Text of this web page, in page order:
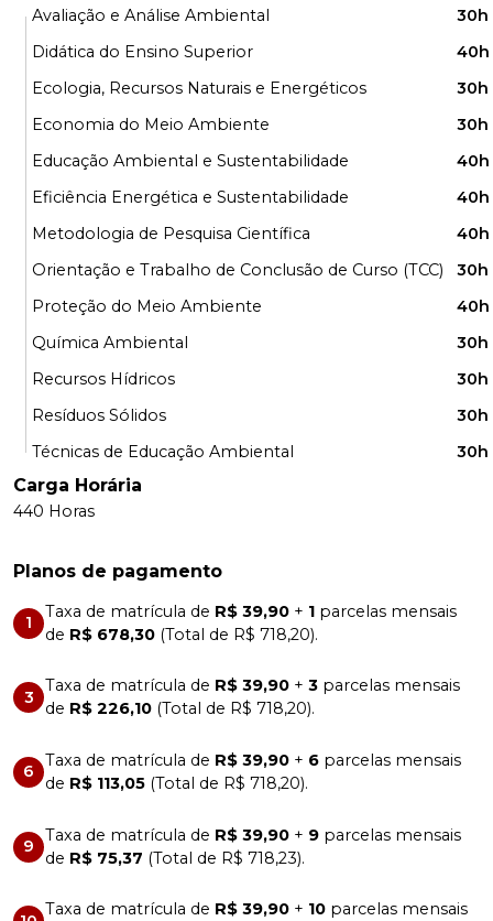
Avaliação e Análise Ambiental
30h
Didática do Ensino Superior
40h
Ecologia, Recursos Naturais e Energéticos
30h
Economia do Meio Ambiente
30h
Educação Ambiental e Sustentabilidade
40h
Eficiência Energética e Sustentabilidade
40h
Metodologia de Pesquisa Científica
40h
Orientação e Trabalho de Conclusão de Curso (TCC)
30h
Proteção do Meio Ambiente
40h
Química Ambiental
30h
Recursos Hídricos
30h
Resíduos Sólidos
30h
Técnicas de Educação Ambiental
30h
Carga Horária
440 Horas
Planos de pagamento
1
Taxa de matrícula de R$ 39,90+ 1parcelas mensais
de R$ 678,30(Total de R$ 718,20).
3
Taxa de matrícula de R$ 39,90+ 3parcelas mensais
de R$ 226,10(Total de R$ 718,20).
6
Taxa de matrícula de R$ 39,90+ 6parcelas mensais
de R$ 113,05(Total de R$ 718,20).
9
Taxa de matrícula de R$ 39,90+ 9parcelas mensais
de R$ 75,37 (Total de R$ 718,23).
Taxa de matrícula de R$ 39,90+ 10parcelas mensais